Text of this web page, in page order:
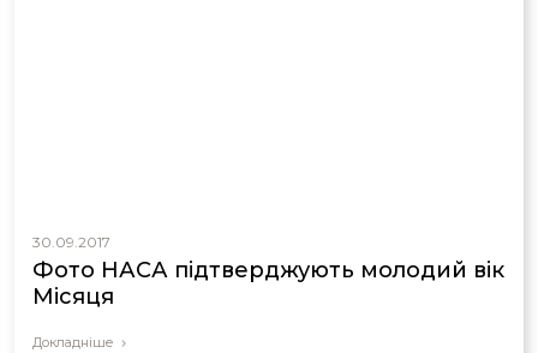
30.09.2017
Фото НАСА підтверджують молодий вік
Місяця
Докладніше